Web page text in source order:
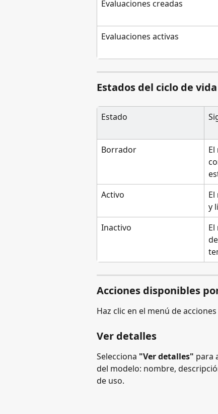
Evaluaciones creadas
Evaluaciones activas
Estados del ciclo de
Estado
Borrador
Activo
y
Inactivo
Acciones disponibles
Haz clic en el menú de
Ver detalles
Selecciona "Ver detalles" para
del modelo: nombre,
de uso.